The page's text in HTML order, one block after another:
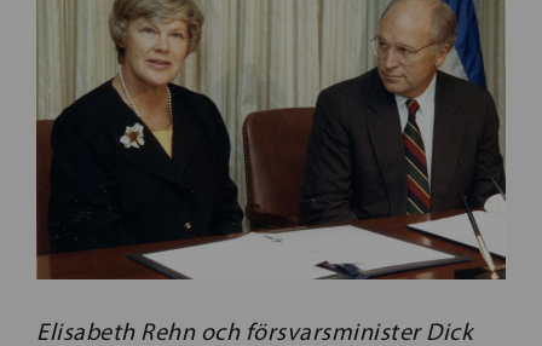
Elisabeth Rehn och försvarsminister Dick